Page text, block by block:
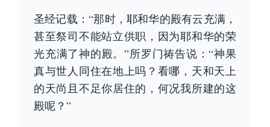
圣经记载：“那时，耶和华的殿有云充满，
甚至祭司不能站立供职，因为耶和华的荣
光充满了神的殿。”所罗门祷告说：“神果
真与世人同住在地上吗？看哪，天和天上
的天尚且不足你居住的，何况我所建的这
殿呢？”